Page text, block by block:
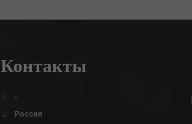
Контакты
-
Россия